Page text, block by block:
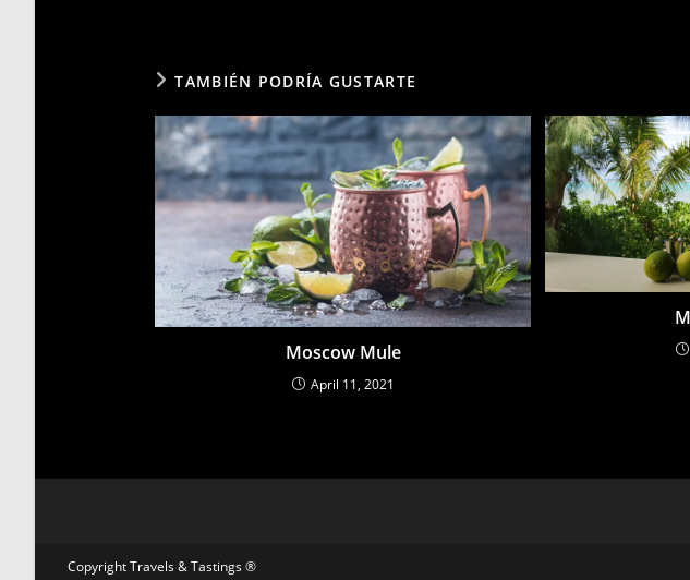
TAMBIÉN PODRÍA GUSTARTE
Moscow Mule
April 11, 2021
Copyright Travels & Tastings ®